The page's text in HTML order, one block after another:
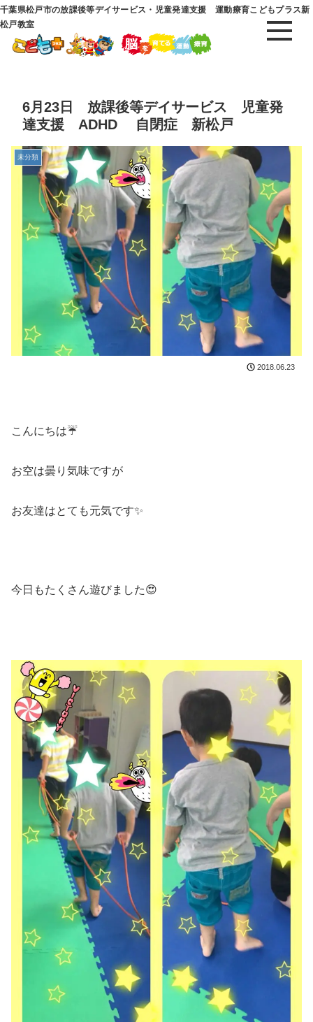
千葉県松戸市の放課後等デイサービス・児童発達支援 運動療育こどもプラス新
松戸教室
6月23日 放課後等デイサービス 児童発
達支援 ADHD 自閉症 新松戸
未分類
2018.06.23
こんにちは☔
お空は曇り気味ですが
お友達はとても元気です✨
今日もたくさん遊びました😍